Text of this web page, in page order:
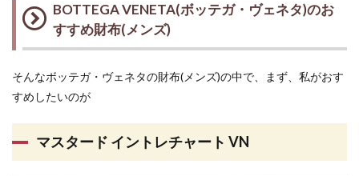
BOTTEGA VENETA(ボッテガ・ヴェネタ)のお
すすめ財布(メンズ)
そんなボッテガ・ヴェネタの財布(メンズ)の中で、まず、私がおす
すめしたいのが
マスタード イントレチャート VN